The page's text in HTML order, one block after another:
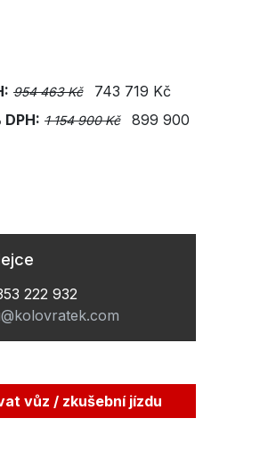
954 463 Kč
743 719 Kč
DPH: 1 154 900 Kč
899 900
222 932
vůz / zkušební jízdu